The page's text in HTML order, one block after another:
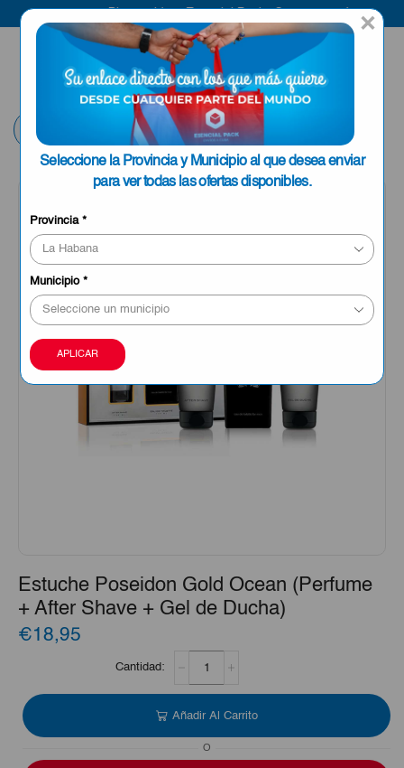
×
Seleccione la Provincia y Municipio al que desea enviar
para ver todas las ofertas disponibles.
Provincia*
Municipio*
APLICAR
ENVIAR A LA
HABANA
Estuche Poseidon Gold Ocean (Perfume
+ After Shave + Gel de Ducha)
€18,95
Poseidon
(Perfume
+
Añadir Al Carrito
O